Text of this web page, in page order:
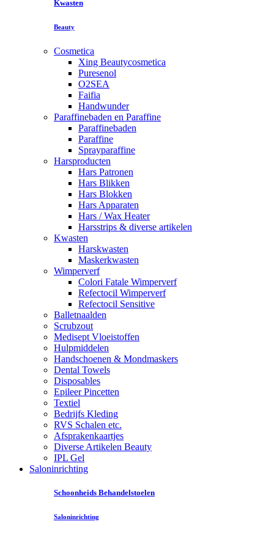
Kwasten
Beauty
Cosmetica
Xing Beautycosmetica
Puresenol
O2SEA
Faifia
Handwunder
Paraffinebaden en Paraffine
Paraffinebaden
Paraffine
Sprayparaffine
Harsproducten
Hars Patronen
Hars Blikken
Hars Blokken
Hars Apparaten
Hars / Wax Heater
Harsstrips & diverse artikelen
Kwasten
Harskwasten
Maskerkwasten
Wimperverf
Colori Fatale Wimperverf
Refectocil Wimperverf
Refectocil Sensitive
Balletnaalden
Scrubzout
Medisept Vloeistoffen
Hulpmiddelen
Handschoenen & Mondmaskers
Dental Towels
Disposables
Epileer Pincetten
Textiel
Bedrijfs Kleding
RVS Schalen etc.
Afsprakenkaartjes
Diverse Artikelen Beauty
IPL Gel
Saloninrichting
Schoonheids Behandelstoelen
Saloninrichting